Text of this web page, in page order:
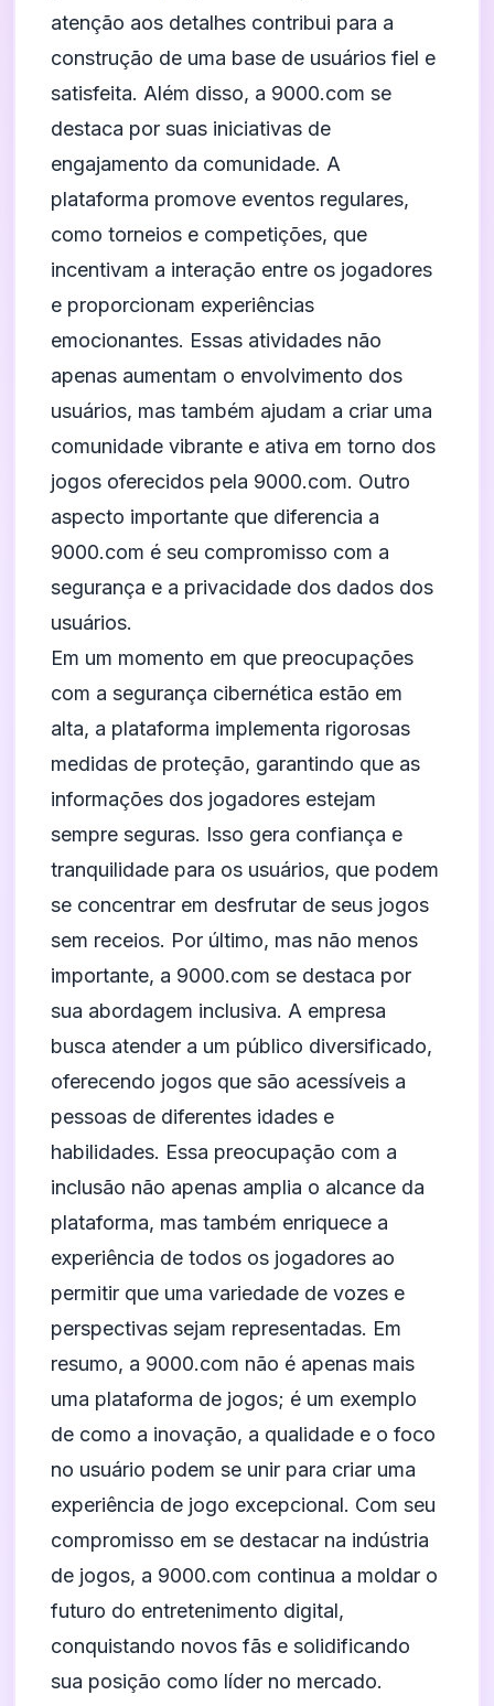
atenção aos detalhes contribui para a
construção de uma base de usuários fiel e
satisfeita. Além disso, a 9000.com se
destaca por suas iniciativas de
engajamento da comunidade. A
plataforma promove eventos regulares,
como torneios e competições, que
incentivam a interação entre os jogadores
e proporcionam experiências
emocionantes. Essas atividades não
apenas aumentam o envolvimento dos
usuários, mas também ajudam a criar uma
comunidade vibrante e ativa em torno dos
jogos oferecidos pela 9000.com. Outro
aspecto importante que diferencia a
9000.com é seu compromisso com a
segurança e a privacidade dos dados dos
usuários.
Em um momento em que preocupações
com a segurança cibernética estão em
alta, a plataforma implementa rigorosas
medidas de proteção, garantindo que as
informações dos jogadores estejam
sempre seguras. Isso gera confiança e
tranquilidade para os usuários, que podem
se concentrar em desfrutar de seus jogos
sem receios. Por último, mas não menos
importante, a 9000.com se destaca por
sua abordagem inclusiva. A empresa
busca atender a um público diversificado,
oferecendo jogos que são acessíveis a
pessoas de diferentes idades e
habilidades. Essa preocupação com a
inclusão não apenas amplia o alcance da
plataforma, mas também enriquece a
experiência de todos os jogadores ao
permitir que uma variedade de vozes e
perspectivas sejam representadas. Em
resumo, a 9000.com não é apenas mais
uma plataforma de jogos; é um exemplo
de como a inovação, a qualidade e o foco
no usuário podem se unir para criar uma
experiência de jogo excepcional. Com seu
compromisso em se destacar na indústria
de jogos, a 9000.com continua a moldar o
futuro do entretenimento digital,
conquistando novos fãs e solidificando
sua posição como líder no mercado.